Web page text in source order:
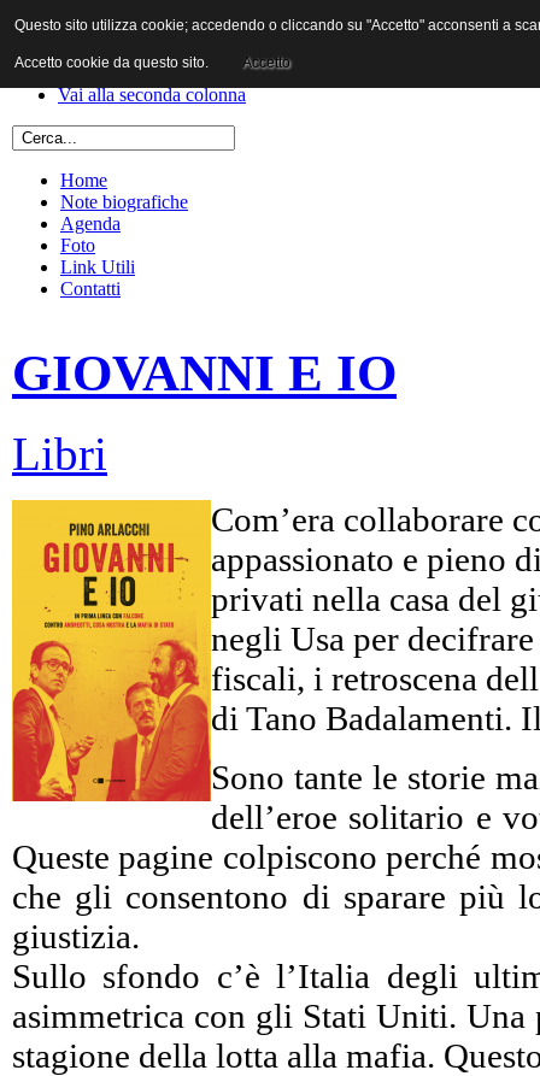
Vai al contenuto
Vai alla prima colonna
Vai alla seconda colonna
Home
Note biografiche
Agenda
Foto
Link Utili
Contatti
GIOVANNI E IO
Libri
Com’era collaborare
appassionato e pieno
privati nella casa del
negli Usa per
fiscali, i retroscena
di Tano Badalamenti.
Sono tante le storie
dell’eroe solitario e
Queste pagine colpiscono perché
che gli consentono di sparare più
giustizia.
Sullo sfondo c’è l’Italia degli
asimmetrica con gli Stati Uniti. Una
stagione della lotta alla mafia.
Questo sito utilizza cookie; accedendo o cliccando su "Accetto" acconsenti a
Accetto cookie da questo sito. Accetto